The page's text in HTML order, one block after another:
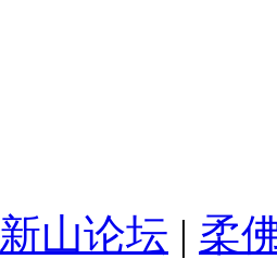
新山论坛 | 柔